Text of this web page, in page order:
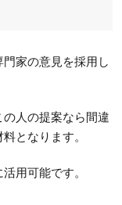
家の意見を採用し
人の提案なら間違
となります。
用可能です。